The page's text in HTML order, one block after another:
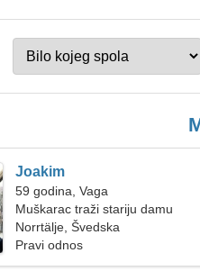
Joakim
59 godina, Vaga
Muškarac traži stariju damu
Norrtälje, Švedska
Pravi odnos